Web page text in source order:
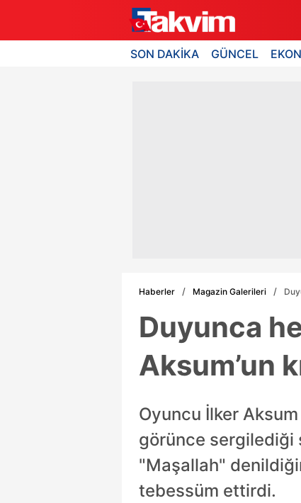
SON DAKİKA GÜNCEL
Haberler Magazin Galerileri
Duyunca
Aksum’un
Oyuncu İlker Aksum
görünce sergilediği
"Maşallah"
tebessüm ettirdi.